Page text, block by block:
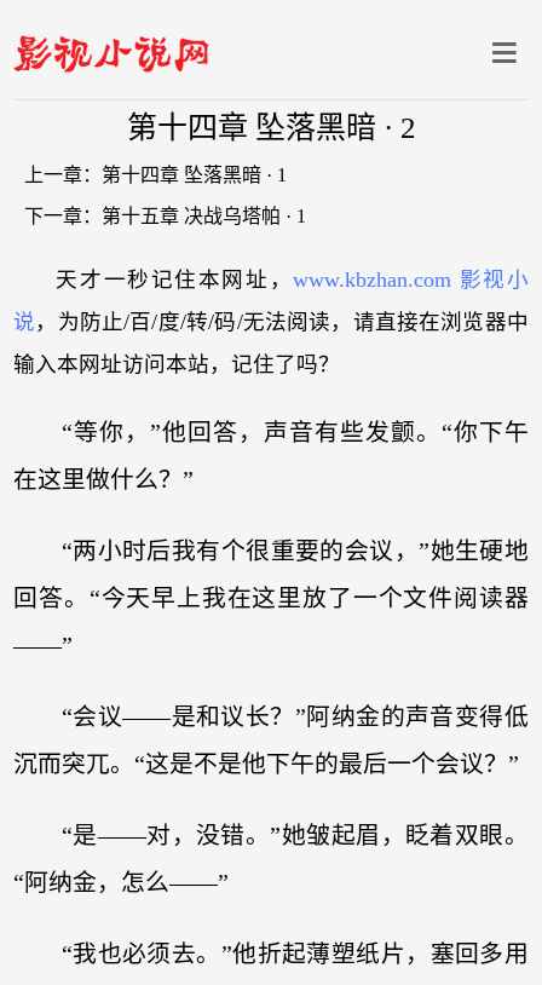
第十四章 坠落黑暗 · 2
上一章： 第十四章 坠落黑暗 · 1
下一章： 第十五章 决战乌塔帕 · 1
天才一秒记住本网址，www.kbzhan.com 影视小
说 ，为防止/百/度/转/码/无法阅读，请直接在浏览器中
输入本网址访问本站，记住了吗？
“等你，”他回答，声音有些发颤。“你下午
在这里做什么？”
“两小时后我有个很重要的会议，”她生硬地
回答。“今天早上我在这里放了一个文件阅读器
——”
“会议——是和议长？”阿纳金的声音变得低
沉而突兀。“这是不是他下午的最后一个会议？”
“是——对，没错。”她皱起眉，眨着双眼。
“阿纳金，怎么——”
“我也必须去。”他折起薄塑纸片，塞回多用